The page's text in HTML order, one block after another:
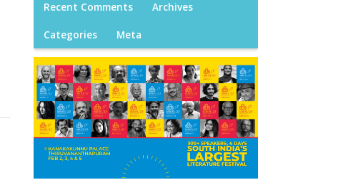
Recent Comments Archives
Categories Meta